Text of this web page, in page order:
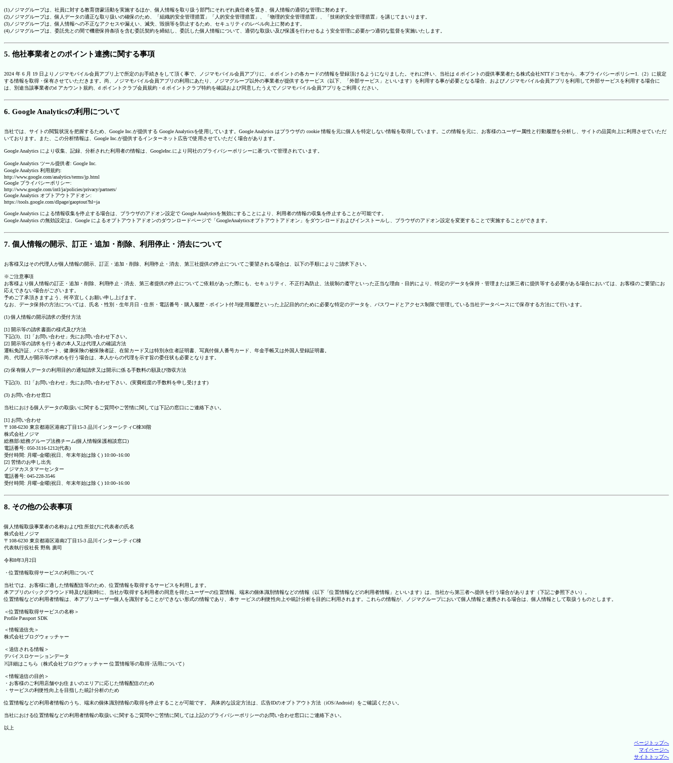
(1)ノジマグループは、社員に対する教育啓蒙活動を実施するほか、個人情報を取り扱う部門にそれぞれ責任者を置き、個人情報の適切な管理に努めます。
(2)ノジマグループは、個人データの適正な取り扱いの確保のため、「組織的安全管理措置」「人的安全管理措置」、「物理的安全管理措置」、「技術的安全管理措置」を講じてまいります。
(3)ノジマグループは、個人情報への不正なアクセスや漏えい、滅失、毀損等を防止するため、セキュリティのレベル向上に努めます。
(4)ノジマグループは、委託先との間で機密保持条項を含む委託契約を締結し、委託した個人情報について、適切な取扱い及び保護を行わせるよう安全管理に必要かつ適切な監督を実施いたします。
5. 他社事業者とのポイント連携に関する事項
2024 年 6 月 19 日よりノジマモバイル会員アプリ上で所定のお手続きをして頂く事で、ノジマモバイル会員アプリに、ｄポイントの各カードの情報を登録頂けるようになりました。それに伴い、当社は d ポイントの提供事業者たる株式会社NTTドコモから、本プライバシーポリシー1.（2）に規定
する情報を取得・保有させていただきます。尚、ノジマモバイル会員アプリの利用にあたり、ノジマグループ以外の事業者が提供するサービス（以下、「外部サービス」といいます）を利用する事が必要となる場合、およびノジマモバイル会員アプリを利用して外部サービスを利用する場合に
は、別途当該事業者のd アカウント規約、d ポイントクラブ会員規約・d ポイントクラブ特約を確認および同意したうえでノジマモバイル会員アプリをご利用ください。
6. Google Analyticsの利用について
当社では、サイトの閲覧状況を把握するため、Google Inc.が提供する Google Analyticsを使用しています。Google Analytics はブラウザの cookie 情報を元に個人を特定しない情報を取得しています。この情報を元に、お客様のユーザー属性と行動履歴を分析し、サイトの品質向上に利用させていただ
いております。また、この分析情報は、Google Inc.が提供するインターネット広告で使用させていただく場合があります。
Google Analytics により収集、記録、分析された利用者の情報は、GoogleInc.により同社のプライバシーポリシーに基づいて管理されています。
Google Analytics ツール提供者: Google Inc.
Google Analytics 利用規約:
http://www.google.com/analytics/terms/jp.html
Google プライバシーポリシー:
http://www.google.com/intl/ja/policies/privacy/partners/
Google Analytics オプトアウトアドオン:
https://tools.google.com/dlpage/gaoptout?hl=ja
Google Analytics による情報収集を停止する場合は、ブラウザのアドオン設定で Google Analyticsを無効にすることにより、利用者の情報の収集を停止することが可能です。
Google Analytics の無効設定は、Google によるオプトアウトアドオンのダウンロードページで「GoogleAnalyticsオプトアウトアドオン」をダウンロードおよびインストールし、ブラウザのアドオン設定を変更することで実施することができます。
7. 個人情報の開示、訂正・追加・削除、利用停止・消去について
お客様又はその代理人が個人情報の開示、訂正・追加・削除、利用停止・消去、第三社提供の停止についてご要望される場合は、以下の手順によりご請求下さい。
※ご注意事項
お客様より個人情報の訂正・追加・削除、利用停止・消去、第三者提供の停止についてご依頼があった際にも、セキュリティ、不正行為防止、法規制の遵守といった正当な理由・目的により、特定のデータを保持・管理または第三者に提供等する必要がある場合においては、お客様のご要望にお
応えできない場合がございます。
予めご了承頂きますよう、何卒宜しくお願い申し上げます。
なお、データ保持の方法については、氏名・性別・生年月日・住所・電話番号・購入履歴・ポイント付与使用履歴といった上記目的のために必要な特定のデータを、パスワードとアクセス制限で管理している当社データベースにて保存する方法にて行います。
(1) 個人情報の開示請求の受付方法
[1] 開示等の請求書面の様式及び方法
下記(3)、[1]「お問い合わせ」先にお問い合わせ下さい。
[2] 開示等の請求を行う者の本人又は代理人の確認方法
運転免許証、パスポート、健康保険の被保険者証、在留カード又は特別永住者証明書、写真付個人番号カード、年金手帳又は外国人登録証明書。
尚、代理人が開示等の求めを行う場合は、本人からの代理を示す旨の委任状も必要となります。
(2) 保有個人データの利用目的の通知請求又は開示に係る手数料の額及び徴収方法
下記(3)、[1]「お問い合わせ」先にお問い合わせ下さい。(実費程度の手数料を申し受けます)
(3) お問い合わせ窓口
当社における個人データの取扱いに関するご質問やご苦情に関しては下記の窓口にご連絡下さい。
[1] お問い合わせ
〒108-6230 東京都港区港南2丁目15-3 品川インターシティC棟30階
株式会社ノジマ
総務部/総務グループ法務チーム(個人情報保護相談窓口)
電話番号: 050-3116-1212(代表)
受付時間: 月曜~金曜(祝日、年末年始は除く) 10:00~16:00
[2] 苦情のお申し出先
ノジマカスタマーセンター
電話番号: 045-228-3546
受付時間: 月曜~金曜(祝日、年末年始は除く) 10:00~16:00
8. その他の公表事項
個人情報取扱事業者の名称および住所並びに代表者の氏名
株式会社ノジマ
〒108-6230 東京都港区港南2丁目15-3 品川インターシティC棟
代表執行役社長 野島 廣司
令和8年3月2日
・位置情報取得サービスの利用について
当社では、お客様に適した情報配信等のため、位置情報を取得するサービスを利用します。
本アプリのバックグラウンド時及び起動時に、当社が取得する利用者の同意を得たユーザーの位置情報、端末の個体識別情報などの情報（以下「位置情報などの利用者情報」といいます）は、当社から第三者へ提供を行う場合があります（下記ご参照下さい）。
位置情報などの利用者情報は、本アプリユーザー個人を識別することができない形式の情報であり、本サ ービスの利便性向上や統計分析を目的に利用されます。これらの情報が、ノジマグループにおいて個人情報と連携される場合は、個人情報として取扱うものとします。
＜位置情報取得サービスの名称＞
Profile Passport SDK
＜情報送信先＞
株式会社ブログウォッチャー
＜送信される情報＞
デバイスロケーションデータ
※詳細はこちら（株式会社ブログウォッチャー 位置情報等の取得･活用について）
＜情報送信の目的＞
・お客様のご利用店舗やお住まいのエリアに応じた情報配信のため
・サービスの利便性向上を目指した統計分析のため
位置情報などの利用者情報のうち、端末の個体識別情報の取得を停止することが可能です。 具体的な設定方法は、広告IDのオプトアウト方法（iOS/Android）をご確認ください。
当社における位置情報などの利用者情報の取扱いに関するご質問やご苦情に関しては上記のプライバシーポリシーのお問い合わせ窓口にご連絡下さい。
以上
ページトップへ
マイページへ
サイトトップへ